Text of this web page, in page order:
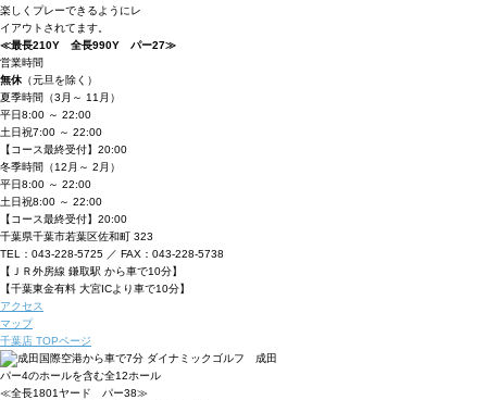
楽しくプレーできるようにレ
イアウトされてます。
≪最長210Y 全長990Y パー27≫
営業時間
無休 （元旦を除く）
夏季時間 （3月～ 11月）
平日8:00 ～ 22:00
土日祝7:00 ～ 22:00
【コース最終受付】20:00
冬季時間 （12月～ 2月）
平日8:00 ～ 22:00
土日祝8:00 ～ 22:00
【コース最終受付】20:00
千葉県千葉市若葉区佐和町 323
TEL：043-228-5725 ／ FAX：043-228-5738
【ＪＲ外房線 鎌取駅 から車で10分】
【千葉東金有料 大宮ICより車で10分】
アクセス
マップ
千葉店 TOPページ
パー4のホールを含む全12ホール
≪全長1801ヤード パー38≫